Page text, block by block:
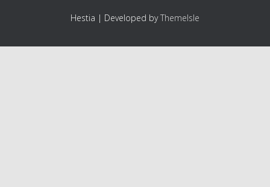
Hestia | Developed byThemeIsle